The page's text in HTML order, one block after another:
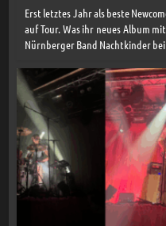
Erst letztes Jahr als beste
auf Tour. Was ihr neues Album
Nürnberger Band Nachtkinder